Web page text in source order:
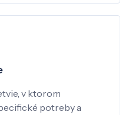
v ktorom
potreby a